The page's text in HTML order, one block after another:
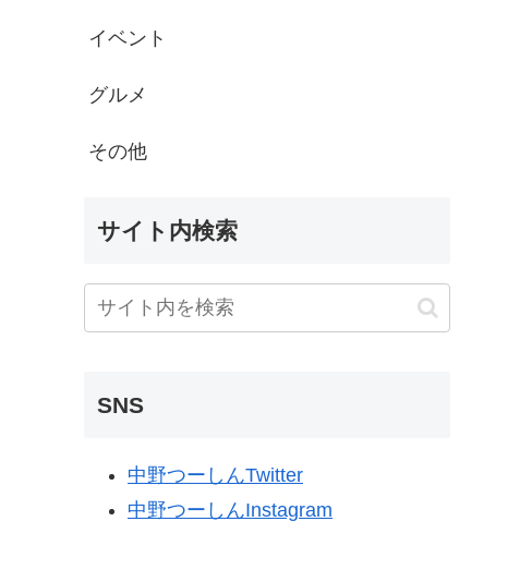
イベント
グルメ
その他
サイト内検索
SNS
中野つーしんTwitter
中野つーしんInstagram